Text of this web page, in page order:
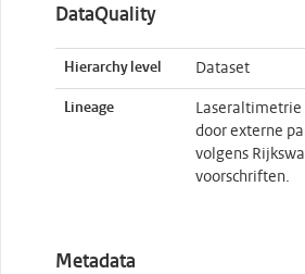
DataQuality
Hierarchy level Dataset
Lineage
door externe
volgens
voorschriften.
Metadata